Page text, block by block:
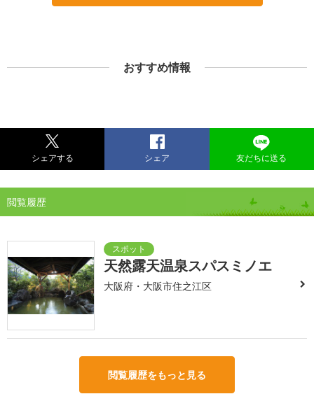
おすすめ情報
シェアする シェア 友だちに送る
閲覧履歴
天然露天温泉スパスミノエ
大阪府・大阪市住之江区
閲覧履歴をもっと見る